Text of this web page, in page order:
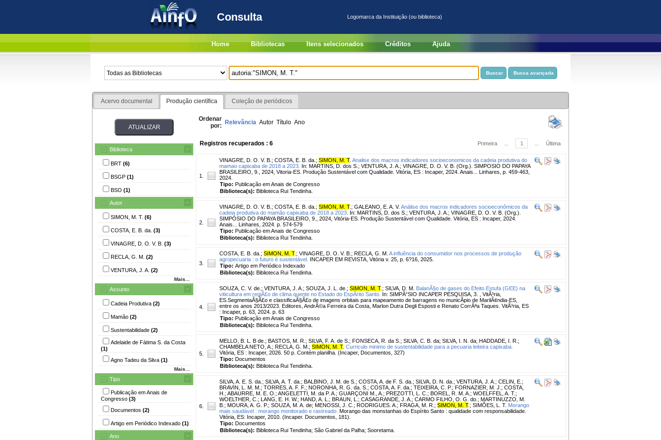
Consulta Logomarca da Instituição (ou biblioteca)
Home Bibliotecas Itens selecionados Créditos Ajuda
Acervo documental Produção científica Coleção de periódicos
Biblioteca
BRT (6)
BSGP (1)
BSO (1)
Autor
SIMON, M. T. (6)
COSTA, E. B. da. (3)
VINAGRE, D. O. V. B. (3)
RECLA, G. M. (2)
VENTURA, J. A. (2)
Mais...
Assunto
Cadeia Produtiva (2)
Mamão (2)
Sustentabilidade (2)
Adelaide de Fátima S. da Costa
(1)
Agno Tadeu da Silva (1)
Mais...
Tipo
Publicação em Anais de
Congresso (3)
Documentos (2)
Artigo em Periódico Indexado (1)
Ano
Ordenar
por: Relevância Autor Título Ano
Registros recuperados : 6 Primeira 1 Última
1.
VINAGRE, D. O. V. B. ; COSTA, E. B. da. ; SIMON, M. T. Analise dos macros indicadores socioeconomicos da cadeia produtiva do
mamao capixaba de 2018 a 2023. In: MARTINS, D. dos S.; VENTURA, J. A.; VINAGRE, D. O. V. B. (Org.). SIMPOSIO DO PAPAYA
BRASILEIRO, 9., 2024, Vitoria-ES. Produção Sustentável com Qualidade. Vitória, ES : Incaper, 2024. Anais... Linhares, p. 459-463,
2024.
Tipo: Publicação em Anais de Congresso
Biblioteca(s): Biblioteca Rui Tendinha.
2.
VINAGRE, D. O. V. B. ; COSTA, E. B. da. ; SIMON, M. T. ; GALEANO, E. A. V. Análise dos macros indicadores socioeconômicos da
cadeia produtiva do mamão capixaba de 2018 a 2023. In: MARTINS, D. dos S.; VENTURA, J. A.; VINAGRE, D. O. V. B. (Org.).
SIMPÓSIO DO PAPAYA BRASILEIRO, 9., 2024, Vitória-ES. Produção Sustentável com Qualidade. Vitória, ES : Incaper, 2024.
Anais... Linhares, 2024. p. 574-579
Tipo: Publicação em Anais de Congresso
Biblioteca(s): Biblioteca Rui Tendinha.
3.
COSTA, E. B. da. ; SIMON, M. T. ; VINAGRE, D. O. V. B. ; RECLA, G. M. A influência do consumidor nos processos de produção
agropecuaria : o futuro é sustentável. INCAPER EM REVISTA, Vitória v. 25, p. 6?16, 2025.
Tipo: Artigo em Periódico Indexado
Biblioteca(s): Biblioteca Rui Tendinha.
4.
SOUZA, C. V. de. ; VENTURA, J. A. ; SOUZA, J. L. de. ; SIMON, M. T. ; SILVA, D. M. BalanÃ§o de gases do Efeito Estufa (GEE) na
viticultura em regiÃ£o de clima quente no Estado do EspÃ­rito Santo. In: SIMPÃ“SIO INCAPER PESQUISA, 3. , VitÃ³ria,
ES.SegmentaÃ§Ã£o e classificaÃ§Ã£o de imagens orbitais para mapeamento de barragens no municÃ­pio de MarilÃ¢ndia-ES,
entre os anos 2013/2023. Editores, AndrÃ©a Ferreira da Costa, Marlon Dutra Degli Esposti e Renato CorrÃªa Taques. VitÃ³ria, ES
: Incaper, p. 63, 2024. p. 63
Tipo: Publicação em Anais de Congresso
Biblioteca(s): Biblioteca Rui Tendinha.
5.
MELLO, B. L. B de. ; BASTOS, M. R. ; SILVA, F. A. de S. ; FONSECA, R. da S. ; SILVA, C. B. da; SILVA, I. N. da; HADDADE, I. R. ;
CHAMBELA NETO, A. ; RECLA, G. M. ; SIMON, M. T. Curriculo minimo de sustentabilidade para a pecuaria leiteira capixaba.
Vitória, ES : Incaper, 2026. 50 p. Contém planilha. (Incaper, Documentos, 327)
Tipo: Documentos
Biblioteca(s): Biblioteca Rui Tendinha.
6.
SILVA, A. E. S. da. ; SILVA, A. T. da. ; BALBINO, J. M. de S. ; COSTA, A. de F. S. da. ; SILVA, D. N. da. ; VENTURA, J. A. ; CELIN, E. ;
BRAVIN, L. M. M. ; TORRES, A. F. F. ; NORONHA, R. G. da. S. ; COSTA, A. F. da. ; TEIXEIRA, C. P. ; FORNAZIER, M. J. ; COSTA,
H. ; ABAURRE, M. E. O. ; ANGELETTI, M. da P. A. ; GUARÇONI M., A. ; PREZOTTI, L. C. ; BOREL, R. M. A. ; WOELFFEL, A. T. ;
WOELTHER, C. ; LANG, E. H. W.; HAND, A. L. ; BRAUN, L. ; CASAGRANDE, J. A. ; CARMO FILHO, O. G. do. ; MARTINUZZO, M.
B. ; MOURA, A. G. P. ; SOUZA, M. A. de; MENOSSI, J. C. ; RODRIGUES. A. ; FRAGA, M. R. ; SIMON, M. T. ; SIMÕES, L. T. Morango
mais saudável : morango monitorado e rastreado. Morango das monstanhas do Espírito Santo : qualidade com responsabilidade.
Vitória, ES: Incaper, 2010. (Incaper. Documentos, 181).
Tipo: Documentos
Biblioteca(s): Biblioteca Rui Tendinha; São Gabriel da Palha; Sooretama.